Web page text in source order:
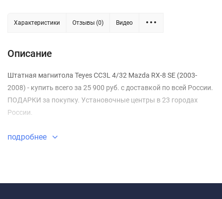
Характеристики Отзывы (0) Видео
Описание
Штатная магнитола Teyes CC3L 4/32 Mazda RX-8 SE (2003-
2008) - купить всего за 25 900 руб. с доставкой по всей России.
ПОДАРКИ за покупку. Установочные центры в 23 городах
России.
подробнее